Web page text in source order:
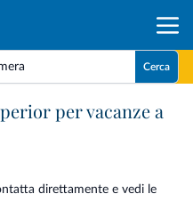
Cerca
per vacanze a
direttamente e vedi le